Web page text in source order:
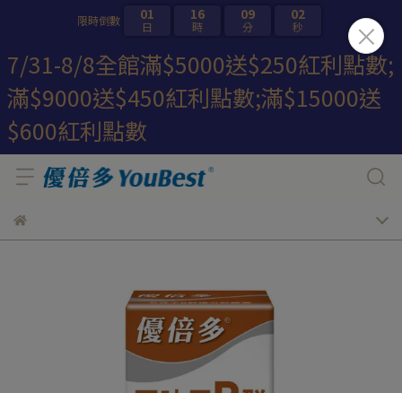
限時倒數 01
日
16
時
09
分
01
秒
7/31-8/8全館滿$5000送$250紅利點數;
滿$9000送$450紅利點數;滿$15000送
$600紅利點數